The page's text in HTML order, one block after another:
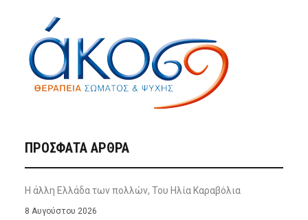
ΠΡΌΣΦΑΤΑ ΆΡΘΡΑ
Η άλλη Ελλάδα των πολλών, Του Ηλία Καραβόλια
8 Αυγούστου 2026